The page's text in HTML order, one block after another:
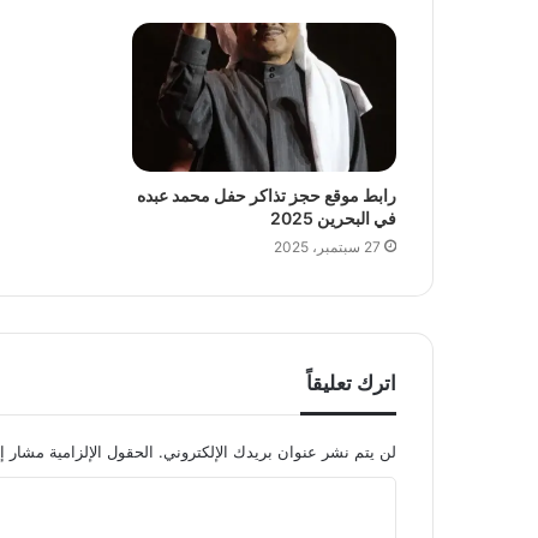
رابط موقع حجز تذاكر حفل محمد عبده
في البحرين 2025
27 سبتمبر، 2025
اترك تعليقاً
لن يتم نشر عنوان بريدك الإلكتروني. الحقول الإلزامية مشار